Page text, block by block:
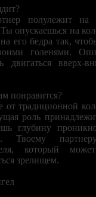
полулежит на
опускаешься на
его бедра так,
голенями.
двигаться вверх-
понравится?
от традиционной
роль
глубину
Твоему
который
зрелищем.